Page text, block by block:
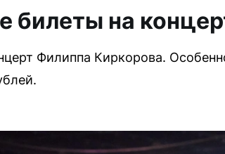
билеты на
Филиппа Киркорова.